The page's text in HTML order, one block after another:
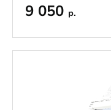
9 050 р.